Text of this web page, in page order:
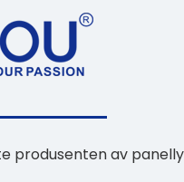
produsenten av